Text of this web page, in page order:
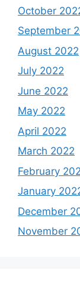
October
September
August 2022
July 2022
June 2022
May 2022
April 2022
March 2022
February
January
December
November